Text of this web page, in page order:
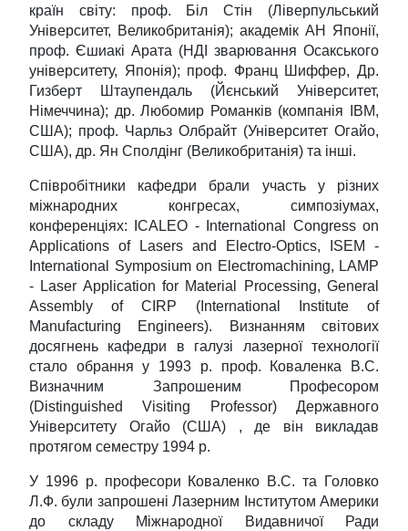
країн світу: проф. Біл Стін (Ліверпульський
Університет, Великобританія); академік АН Японії,
проф. Єшиакі Арата (НДІ зварювання Осакського
університету, Японія); проф. Франц Шиффер, Др.
Гизберт Штаупендаль (Йєнський Університет,
Німеччина); др. Любомир Романків (компанія ІBM,
США); проф. Чарльз Олбрайт (Університет Огайо,
США), др. Ян Сполдінг (Великобританія) та інші.
Співробітники кафедри брали участь у різних
міжнародних конгресах, симпозіумах,
конференціях: ІCALEO - Іnternatіonal Congress on
Applіcatіons of Lasers and Electro-Optіcs, ІSEM -
Іnternatіonal Symposіum on Electromachіnіng, LAMP
- Laser Applіcatіon for Materіal Processіng, General
Assembly of CІRP (Іnternatіonal Іnstіtute of
Manufacturіng Engіneers). Визнанням світових
досягнень кафедри в галузі лазерної технології
стало обрання у 1993 р. проф. Коваленка B.C.
Визначним Запрошеним Професором
(Distinguished Visiting Professor) Державного
Університету Огайо (США) , де він викладав
протягом семестру 1994 р.
У 1996 р. професори Коваленко В.С. та Головко
Л.Ф. були запрошені Лазерним Інститутом Америки
до складу Міжнародної Видавничої Ради